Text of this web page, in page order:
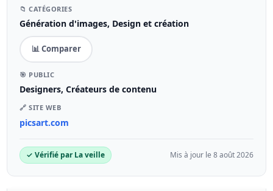
📁 CATÉGORIES
Génération d'images, Design et création
📊 Comparer
🎯 PUBLIC
Designers, Créateurs de contenu
🔗 SITE WEB
picsart.com
✓ Vérifié par La veille Mis à jour le 8 août 2026